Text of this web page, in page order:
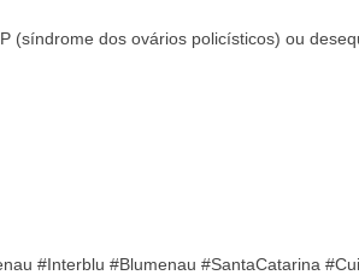
(síndrome dos ovários policísticos) ou
#Interblu #Blumenau #SantaCatarina